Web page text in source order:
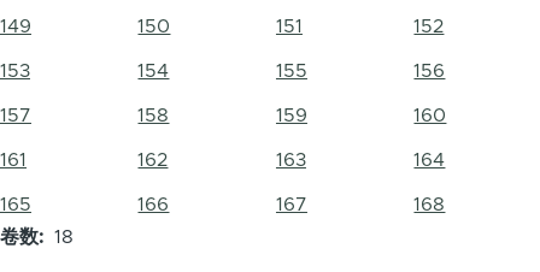
149 150 151 152
153 154 155 156
157 158 159 160
161 162 163 164
165 166 167
168
卷数
18